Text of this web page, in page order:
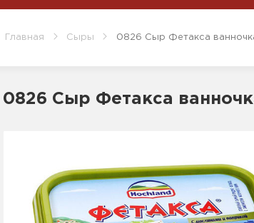
Главная Сыры 0826 Сыр Фетакса
0826 Сыр Фетакса